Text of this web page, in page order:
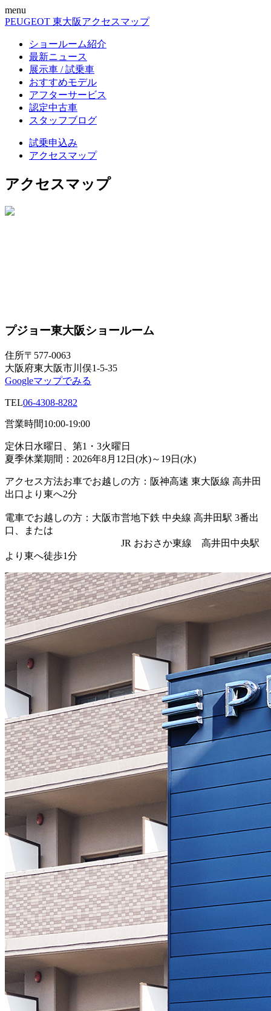
menu
PEUGEOT 東大阪アクセスマップ
ショールーム紹介
最新ニュース
展示車 / 試乗車
おすすめモデル
アフターサービス
認定中古車
スタッフブログ
試乗申込み
アクセスマップ
アクセスマップ
プジョー東大阪ショールーム
住所〒577-0063
大阪府東大阪市川俣1-5-35
Googleマップでみる
TEL06-4308-8282
営業時間10:00-19:00
定休日 水曜日、第1・3火曜日
夏季休業期間：2026年8月12日(水)～19日(水)
アクセス方法お車でお越しの方：阪神高速 東大阪線 高井田
出口より東へ2分
電車でお越しの方：大阪市営地下鉄 中央線 高井田駅 3番出
口、または
JR おおさか東線 高井田中央駅
より東へ徒歩1分